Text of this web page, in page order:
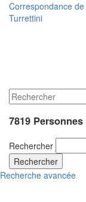
Correspondance de
Turrettini
7819 Personnes
Rechercher
Rechercher
Recherche avancée